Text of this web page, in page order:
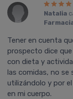
Natalia
Tener en cuenta
prospecto dice
con dieta y
las comidas, no se
utilizándolo y por
en mi cuerpo.